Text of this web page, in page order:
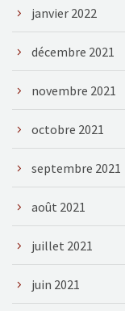
janvier 2022
décembre 2021
novembre 2021
octobre 2021
septembre 2021
août 2021
juillet 2021
juin 2021